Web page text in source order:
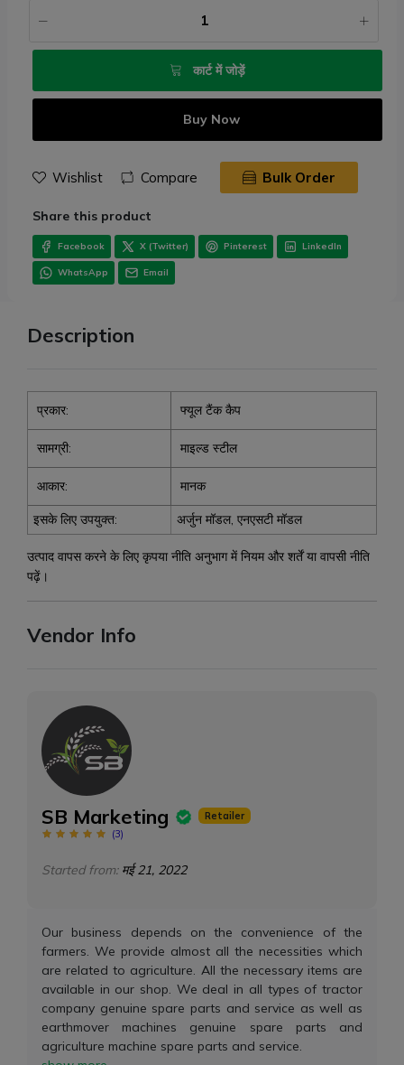
कार्ट में जोड़ें
Buy Now
Wishlist Compare Bulk Order
Facebook X (Twitter) Pinterest LinkedIn
WhatsApp Email
Description
प्रकार: फ्यूल टैंक कैप
सामग्री: माइल्ड स्टील
आकार: मानक
इसके लिए उपयुक्त: अर्जुन मॉडल, एनएसटी मॉडल
उत्पाद वापस करने के लिए कृपया नीति अनुभाग में नियम और शर्तें या वापसी नीति
पढ़ें।
Vendor Info
SB Marketing
Retailer
(3)
Started from: मई 21, 2022
Our business depends on the convenience of the
farmers. We provide almost all the necessities which
are related to agriculture. All the necessary items are
available in our shop. We deal in all types of tractor
company genuine spare parts and service as well as
earthmover machines genuine spare parts and
agriculture machine spare parts and service.